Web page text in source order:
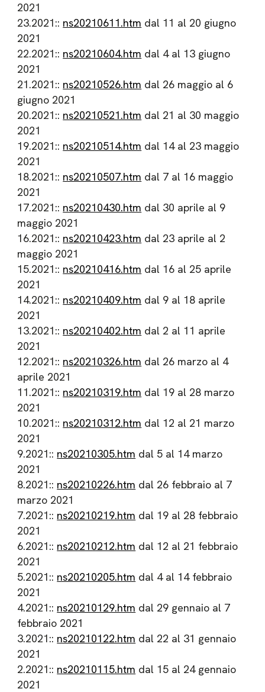
2021
23.2021:: ns20210611.htm dal 11 al 20 giugno
2021
22.2021:: ns20210604.htm dal 4 al 13 giugno
2021
21.2021:: ns20210526.htm dal 26 maggio al 6
giugno 2021
20.2021:: ns20210521.htm dal 21 al 30 maggio
2021
19.2021:: ns20210514.htm dal 14 al 23 maggio
2021
18.2021:: ns20210507.htm dal 7 al 16 maggio
2021
17.2021:: ns20210430.htm dal 30 aprile al 9
maggio 2021
16.2021:: ns20210423.htm dal 23 aprile al 2
maggio 2021
15.2021:: ns20210416.htm dal 16 al 25 aprile
2021
14.2021:: ns20210409.htm dal 9 al 18 aprile
2021
13.2021:: ns20210402.htm dal 2 al 11 aprile
2021
12.2021:: ns20210326.htm dal 26 marzo al 4
aprile 2021
11.2021:: ns20210319.htm dal 19 al 28 marzo
2021
10.2021:: ns20210312.htm dal 12 al 21 marzo
2021
9.2021:: ns20210305.htm dal 5 al 14 marzo
2021
8.2021:: ns20210226.htm dal 26 febbraio al 7
marzo 2021
7.2021:: ns20210219.htm dal 19 al 28 febbraio
2021
6.2021:: ns20210212.htm dal 12 al 21 febbraio
2021
5.2021:: ns20210205.htm dal 4 al 14 febbraio
2021
4.2021:: ns20210129.htm dal 29 gennaio al 7
febbraio 2021
3.2021:: ns20210122.htm dal 22 al 31 gennaio
2021
2.2021:: ns20210115.htm dal 15 al 24 gennaio
2021